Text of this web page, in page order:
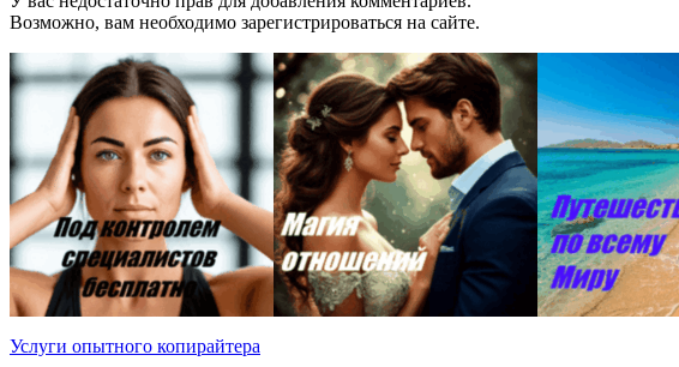
Возможно, вам необходимо зарегистрироваться на сайте.
Услуги опытного копирайтера